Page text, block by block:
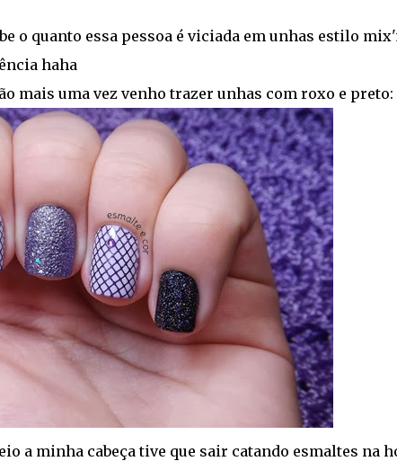
o quanto essa pessoa é viciada em unhas estilo
haha
mais uma vez venho trazer unhas com roxo e preto:
a minha cabeça tive que sair catando esmaltes na